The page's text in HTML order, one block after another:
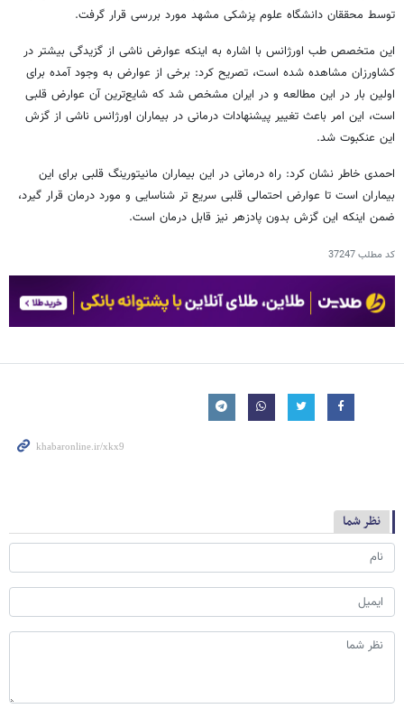
توسط محققان دانشگاه علوم پزشکی مشهد مورد بررسی قرار گرفت.
این متخصص طب اورژانس با اشاره به اینکه عوارض ناشی از گزیدگی بیشتر در
کشاورزان مشاهده شده است، تصریح کرد: برخی از عوارض به وجود آمده برای
اولین بار در این مطالعه و در ایران مشخص شد که شایع‌ترین آن عوارض قلبی
است، این امر باعث تغییر پیشنهادات درمانی در بیماران اورژانس ناشی از گزش
این عنکبوت شد.
احمدی خاطر نشان کرد: راه درمانی در این بیماران مانیتورینگ قلبی برای این
بیماران است تا عوارض احتمالی قلبی سریع تر شناسایی و مورد درمان قرار گیرد،
ضمن اینکه این گزش بدون پادزهر نیز قابل درمان است.
کد مطلب37247
نظر شما